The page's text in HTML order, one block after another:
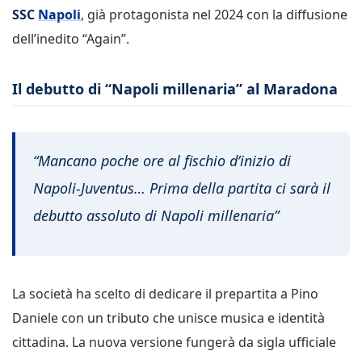
SSC Napoli, già protagonista nel 2024 con la diffusione
dell’inedito “Again”.
Il debutto di “Napoli millenaria” al Maradona
“Mancano poche ore al fischio d’inizio di
Napoli-Juventus… Prima della partita ci sarà il
debutto assoluto di Napoli millenaria”
La società ha scelto di dedicare il prepartita a Pino
Daniele con un tributo che unisce musica e identità
cittadina. La nuova versione fungerà da sigla ufficiale